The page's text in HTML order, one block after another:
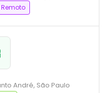
André, São Paulo